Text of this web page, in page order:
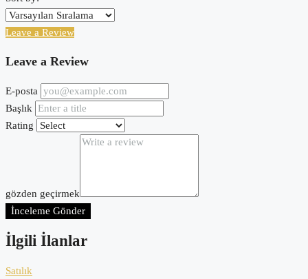
Leave a Review
Leave a Review
E-posta
Başlık
Rating
gözden geçirmek
İnceleme Gönder
İlgili İlanlar
Satılık